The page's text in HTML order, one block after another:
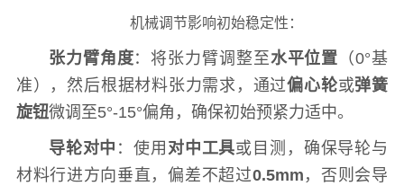
机械调节影响初始稳定性：
张力臂角度：将张力臂调整至水平位置 （0°基
准），然后根据材料张力需求，通过偏心轮或弹簧
旋钮微调至5°-15°偏角，确保初始预紧力适中。
导轮对中 ：使用 对中工具或目测，确保导轮与
材料行进方向垂直，偏差不超过0.5mm ，否则会导